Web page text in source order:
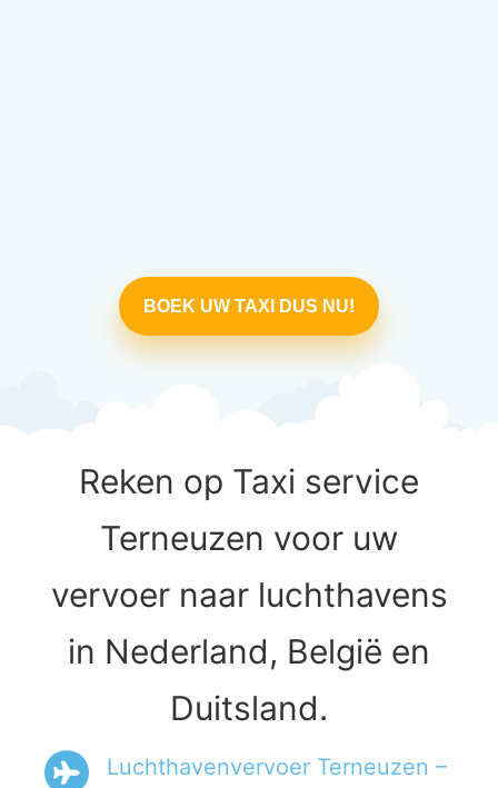
BOEK UW TAXI DUS NU!
Reken op Taxi service
Terneuzen voor uw
vervoer naar luchthavens
in Nederland, België en
Duitsland.
Luchthavenvervoer Terneuzen –